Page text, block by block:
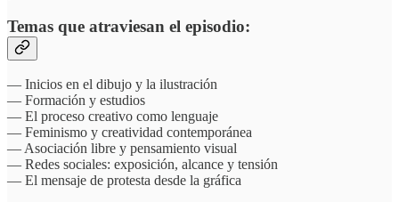
Temas que atraviesan el episodio:
— Inicios en el dibujo y la ilustración
— Formación y estudios
— El proceso creativo como lenguaje
— Feminismo y creatividad contemporánea
— Asociación libre y pensamiento visual
— Redes sociales: exposición, alcance y tensión
— El mensaje de protesta desde la gráfica